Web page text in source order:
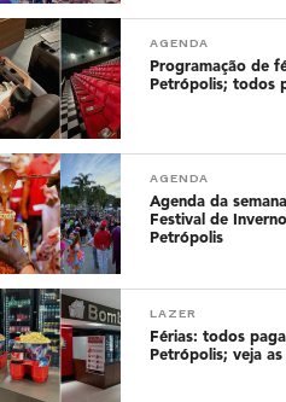
AGENDA
Programação de
Petrópolis; todos
AGENDA
Agenda da
Festival de
Petrópolis
LAZER
Férias: todos
Petrópolis; veja